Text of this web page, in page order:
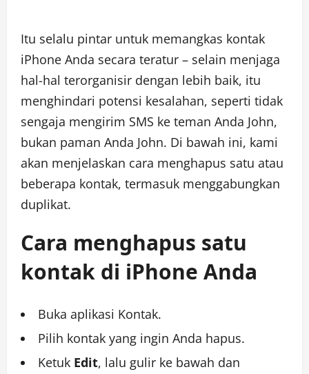
Itu selalu pintar untuk memangkas kontak
iPhone Anda secara teratur – selain menjaga
hal-hal terorganisir dengan lebih baik, itu
menghindari potensi kesalahan, seperti tidak
sengaja mengirim SMS ke teman Anda John,
bukan paman Anda John. Di bawah ini, kami
akan menjelaskan cara menghapus satu atau
beberapa kontak, termasuk menggabungkan
duplikat.
Cara menghapus satu
kontak di iPhone Anda
Buka aplikasi Kontak.
Pilih kontak yang ingin Anda hapus.
Ketuk Edit, lalu gulir ke bawah dan